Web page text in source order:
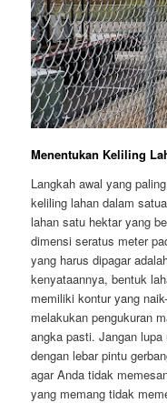
Menentukan Keliling
Langkah awal yang
keliling lahan dalam
lahan satu hektar yang
dimensi seratus meter
yang harus dipagar
kenyataannya, bentuk
memiliki kontur yang
melakukan pengukuran
angka pasti. Jangan
dengan lebar pintu
agar Anda tidak
yang memang tidak